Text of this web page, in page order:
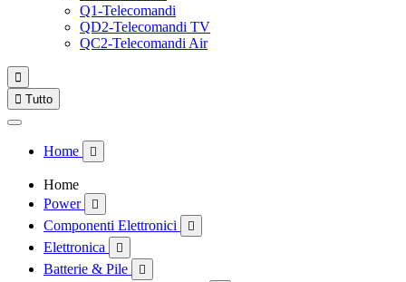
Q1-Telecomandi
QD2-Telecomandi TV
QC2-Telecomandi Air

 Tutto
Home 
Home
Power

Componenti Elettronici 
Elettronica 
Batterie & Pile 